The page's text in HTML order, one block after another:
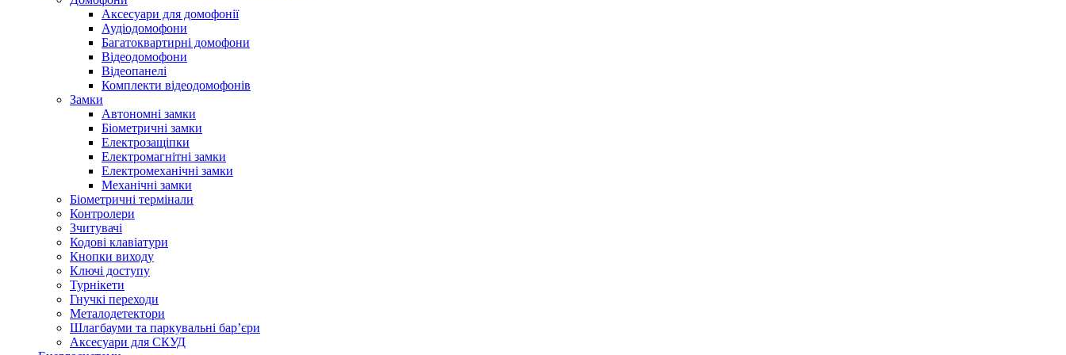
Аксесуари для домофонії
Аудіодомофони
Багатоквартирні домофони
Відеодомофони
Відеопанелі
Комплекти відеодомофонів
Замки
Автономні замки
Біометричні замки
Електрозащіпки
Електромагнітні замки
Електромеханічні замки
Механічні замки
Біометричні термінали
Контролери
Зчитувачі
Кодові клавіатури
Кнопки виходу
Ключі доступу
Турнікети
Гнучкі переходи
Металодетектори
Шлагбауми та паркувальні бар’єри
Аксесуари для СКУД